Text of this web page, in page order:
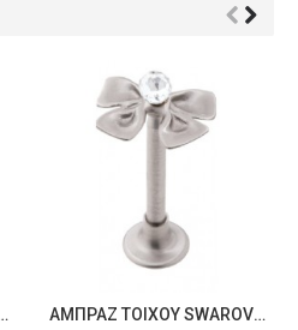
C20057
ΑΜΠΡΆΖ ΤΟΊΧΟΥ SWAROVSKI C20060